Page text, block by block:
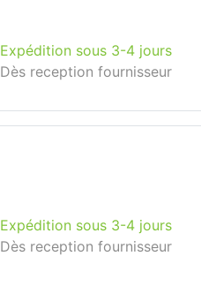
Expédition sous 3-4 jours
Dès reception fournisseur
Expédition sous 3-4 jours
Dès reception fournisseur